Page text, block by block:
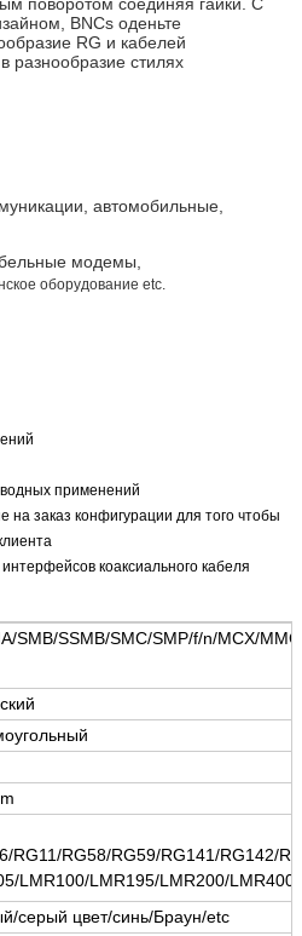
BNCs оденьте
RG и кабелей
разнообразие стилях
автомобильные,
модемы,
оборудование etc.
применений
на заказ конфигурации для того чтобы
коаксиального кабеля
SMB/SSMB/SMC/SMP/f/n/MCX/
RG11/RG58/RG59/RG141/RG142/
LMR100/LMR195/LMR200/
серый цвет/синь/Браун/etc